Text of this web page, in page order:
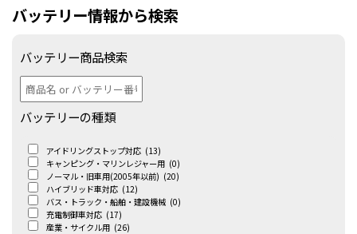
バッテリー情報から検索
バッテリー商品検索
バッテリーの種類
アイドリングストップ対応 (13)
キャンピング・マリンレジャー用 (0)
ノーマル・旧車用(2005年以前) (20)
ハイブリッド車対応 (12)
バス・トラック・船舶・建設機械 (0)
充電制御車対応 (17)
産業・サイクル用 (26)